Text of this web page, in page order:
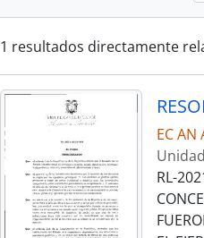
1 resultados directamente
EC AN
RL-